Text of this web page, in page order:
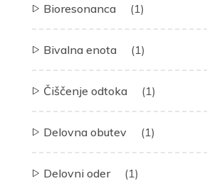
Bioresonanca (1)
Bivalna enota (1)
Čiščenje odtoka (1)
Delovna obutev (1)
Delovni oder (1)